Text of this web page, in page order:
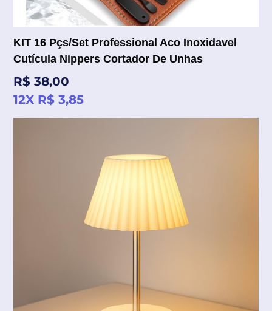
KIT 16 Pçs/Set Professional Aco Inoxidavel
Cutícula Nippers Cortador De Unhas
Preço
normal
R$ 38,00
12X R$ 3,85